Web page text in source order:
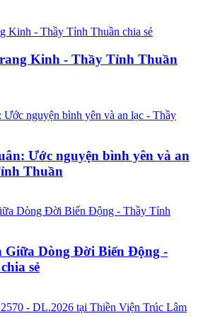
Kinh - Thầy Tỉnh Thuần
Ước nguyện bình yên và an
Thuần
Giữa Dòng Đời Biến Động -
sẻ